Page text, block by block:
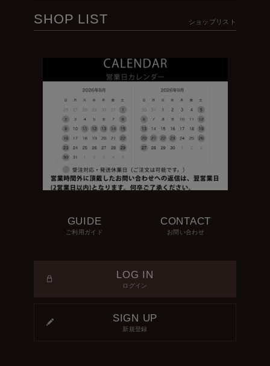
SHOP LIST ショップリスト
GUIDE
ご利用ガイド
CONTACT
お問い合わせ
LOG IN
ログイン
SIGN UP
新規登録